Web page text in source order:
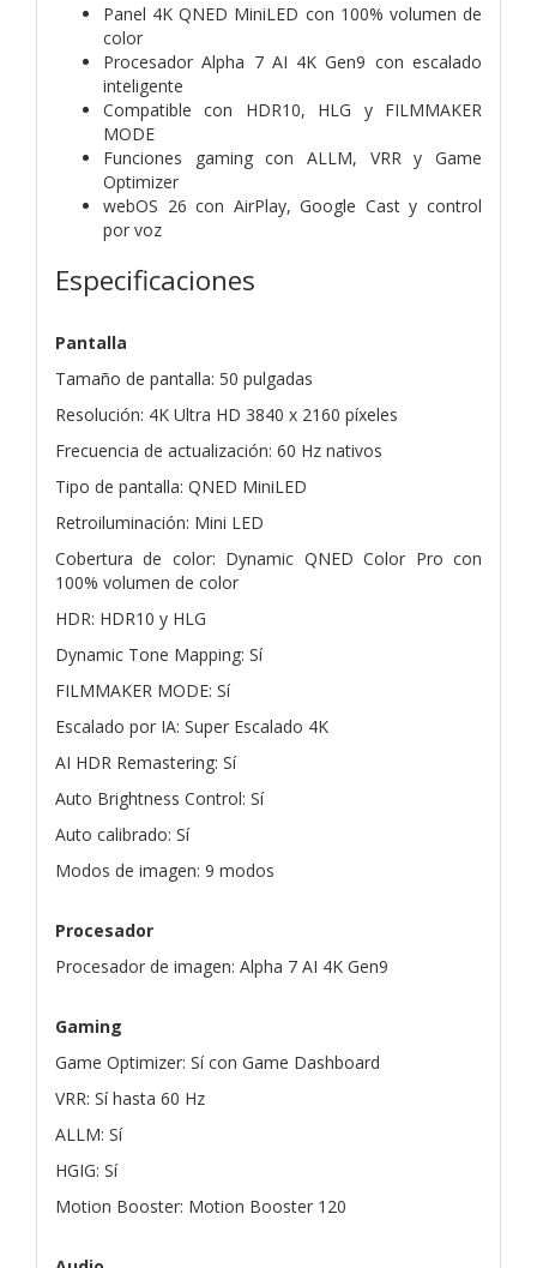
Panel 4K QNED MiniLED con 100% volumen de
color
Procesador Alpha 7 AI 4K Gen9 con escalado
inteligente
Compatible con HDR10, HLG y FILMMAKER
MODE
Funciones gaming con ALLM, VRR y Game
Optimizer
webOS 26 con AirPlay, Google Cast y control
por voz
Especificaciones
Pantalla
Tamaño de pantalla: 50 pulgadas
Resolución: 4K Ultra HD 3840 x 2160 píxeles
Frecuencia de actualización: 60 Hz nativos
Tipo de pantalla: QNED MiniLED
Retroiluminación: Mini LED
Cobertura de color: Dynamic QNED Color Pro con
100% volumen de color
HDR: HDR10 y HLG
Dynamic Tone Mapping: Sí
FILMMAKER MODE: Sí
Escalado por IA: Super Escalado 4K
AI HDR Remastering: Sí
Auto Brightness Control: Sí
Auto calibrado: Sí
Modos de imagen: 9 modos
Procesador
Procesador de imagen: Alpha 7 AI 4K Gen9
Gaming
Game Optimizer: Sí con Game Dashboard
VRR: Sí hasta 60 Hz
ALLM: Sí
HGIG: Sí
Motion Booster: Motion Booster 120